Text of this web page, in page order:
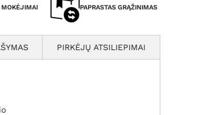
MOKĖJIMAI PAPRASTAS GRĄŽINIMAS
PIRKĖJŲ ATSILIEPIMAI